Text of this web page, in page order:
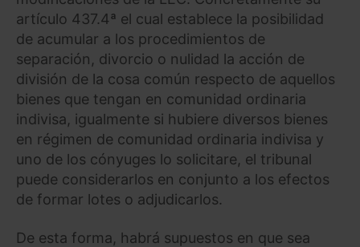
artículo 437.4ª el cual establece la posibilidad
de acumular a los procedimientos de
separación, divorcio o nulidad la acción de
división de la cosa común respecto de aquellos
bienes que tengan en comunidad ordinaria
indivisa, igualmente si hubiere diversos bienes
en régimen de comunidad ordinaria indivisa y
uno de los cónyuges lo solicitare, el tribunal
puede considerarlos en conjunto a los efectos
de formar lotes o adjudicarlos.
De esta forma, habrá supuestos en que sea